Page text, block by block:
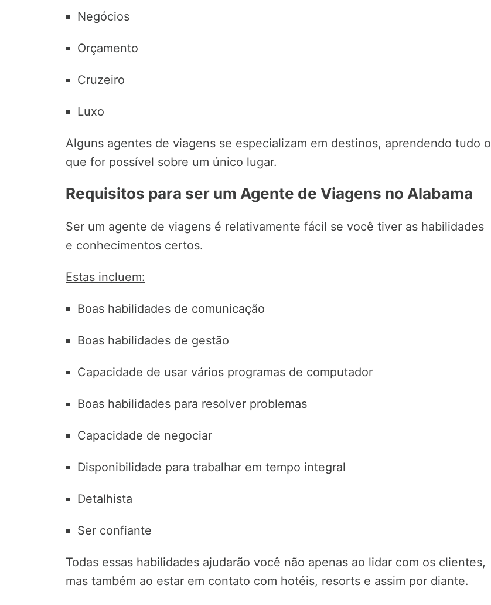
Negócios
Orçamento
Cruzeiro
Luxo
Alguns agentes de viagens se especializam em destinos, aprendendo tudo o
que for possível sobre um único lugar.
Requisitos para ser um Agente de Viagens no Alabama
Ser um agente de viagens é relativamente fácil se você tiver as habilidades
e conhecimentos certos.
Estas incluem:
Boas habilidades de comunicação
Boas habilidades de gestão
Capacidade de usar vários programas de computador
Boas habilidades para resolver problemas
Capacidade de negociar
Disponibilidade para trabalhar em tempo integral
Detalhista
Ser confiante
Todas essas habilidades ajudarão você não apenas ao lidar com os clientes,
mas também ao estar em contato com hotéis, resorts e assim por diante.